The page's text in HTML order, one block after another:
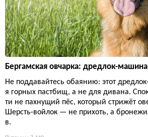
Бергамская овчарка: дредлок-
Не поддавайтесь обаянию: этот
я горных пастбищ, а не для дивана.
ти не пахнущий пёс, который стрижёт
Шерсть-войлок — не прихоть, а
в.